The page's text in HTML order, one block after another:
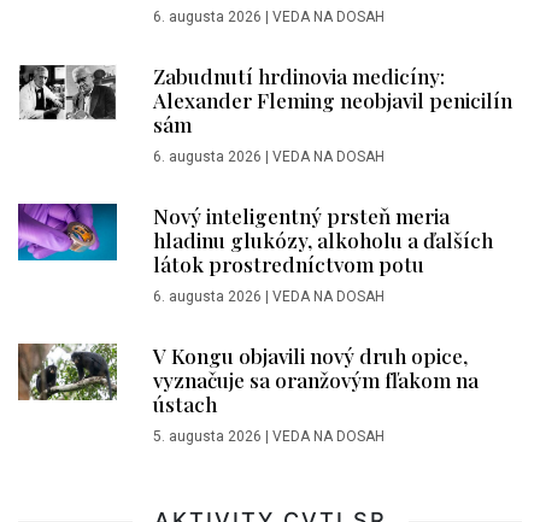
6. augusta 2026 VEDA NA DOSAH
Zabudnutí hrdinovia medicíny:
Alexander Fleming neobjavil penicilín
sám
6. augusta 2026 VEDA NA DOSAH
Nový inteligentný prsteň meria
hladinu glukózy, alkoholu a ďalších
látok prostredníctvom potu
6. augusta 2026 VEDA NA DOSAH
V Kongu objavili nový druh opice,
vyznačuje sa oranžovým fľakom na
ústach
5. augusta 2026 VEDA NA DOSAH